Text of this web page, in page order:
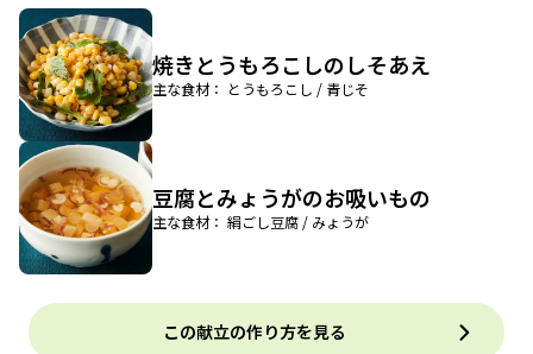
焼きとうもろこしのしそあえ
主な食材： とうもろこし / 青じそ
豆腐とみょうがのお吸いもの
主な食材： 絹ごし豆腐 / みょうが
この献立の作り方を見る